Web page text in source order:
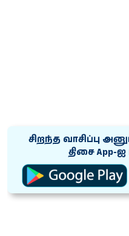
சிறந்த வாசிப்பு
திசை App-